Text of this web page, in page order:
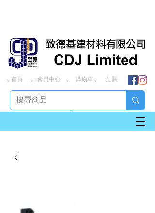
> > > >
首頁 會員中心 購物車 結賬